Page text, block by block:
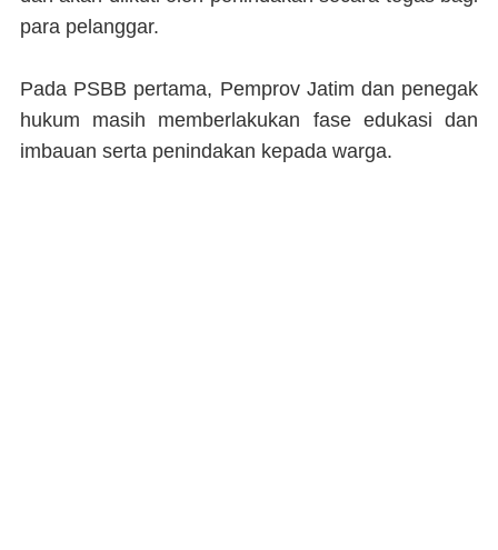
para pelanggar.
Pada PSBB pertama, Pemprov Jatim dan penegak
hukum masih memberlakukan fase edukasi dan
imbauan serta penindakan kepada warga.